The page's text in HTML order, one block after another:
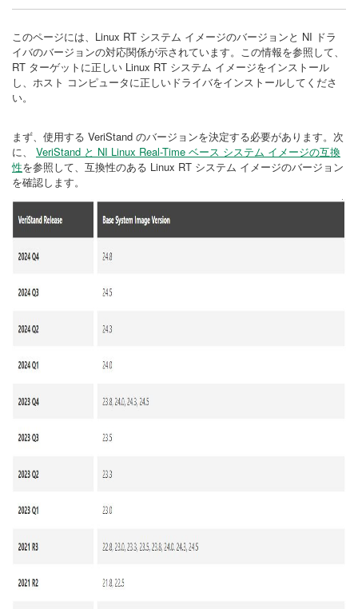
このページには、Linux RT システム イメージのバージョンと NI ドラ
イバのバージョンの対応関係が示されています。この情報を参照して、
RT ターゲットに正しい Linux RT システム イメージをインストール
し、ホスト コンピュータに正しいドライバをインストールしてくださ
い。
まず、使用する VeriStand のバージョンを決定する必要があります。次
に、 VeriStand と NI Linux Real-Time ベース システム イメージの互換
性を参照して、互換性のある Linux RT システム イメージのバージョン
を確認します。